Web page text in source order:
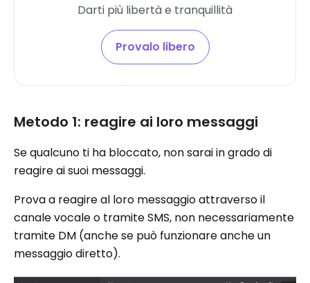
Darti più libertà e tranquillità
Provalo libero
Metodo 1: reagire ai loro messaggi
Se qualcuno ti ha bloccato, non sarai in grado di
reagire ai suoi messaggi.
Prova a reagire al loro messaggio attraverso il
canale vocale o tramite SMS, non necessariamente
tramite DM (anche se può funzionare anche un
messaggio diretto).